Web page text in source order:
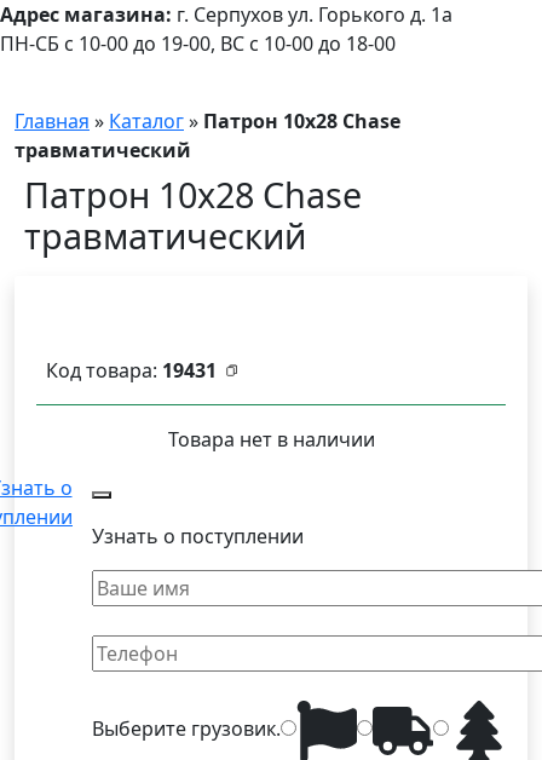
ПН-СБ с 10-00 до 19-00, ВС с 10-00 до 18-00
Адрес магазина: г. Серпухов ул. Горького д. 1а
Главная » Каталог» Патрон 10х28 Chase
травматический
Патрон 10х28 Chase
травматический
Код товара: 19431
Товара нет в наличии
о
Узнать о поступлении
Выберите грузовик.